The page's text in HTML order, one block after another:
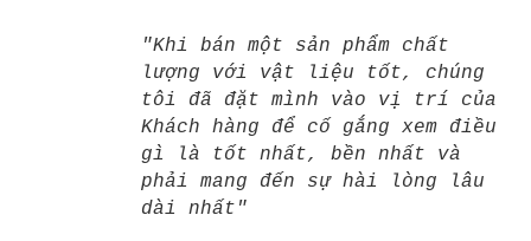
"Khi bán một sản phẩm chất
lượng với vật liệu tốt, chúng
tôi đã đặt mình vào vị trí của
Khách hàng để cố gắng xem điều
gì là tốt nhất, bền nhất và
phải mang đến sự hài lòng lâu
dài nhất"